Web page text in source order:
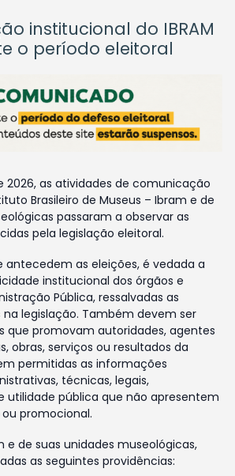
institucional do IBRAM
o período eleitoral
2026, as atividades de comunicação
Brasileiro de Museus – Ibram e de
passaram a observar as
pela legislação eleitoral.
antecedem as eleições, é vedada a
institucional dos órgãos e
Pública, ressalvadas as
legislação. Também devem ser
que promovam autoridades, agentes
obras, serviços ou resultados da
permitidas as informações
técnicas, legais,
utilidade pública que não apresentem
promocional.
e de suas unidades museológicas,
as seguintes providências: